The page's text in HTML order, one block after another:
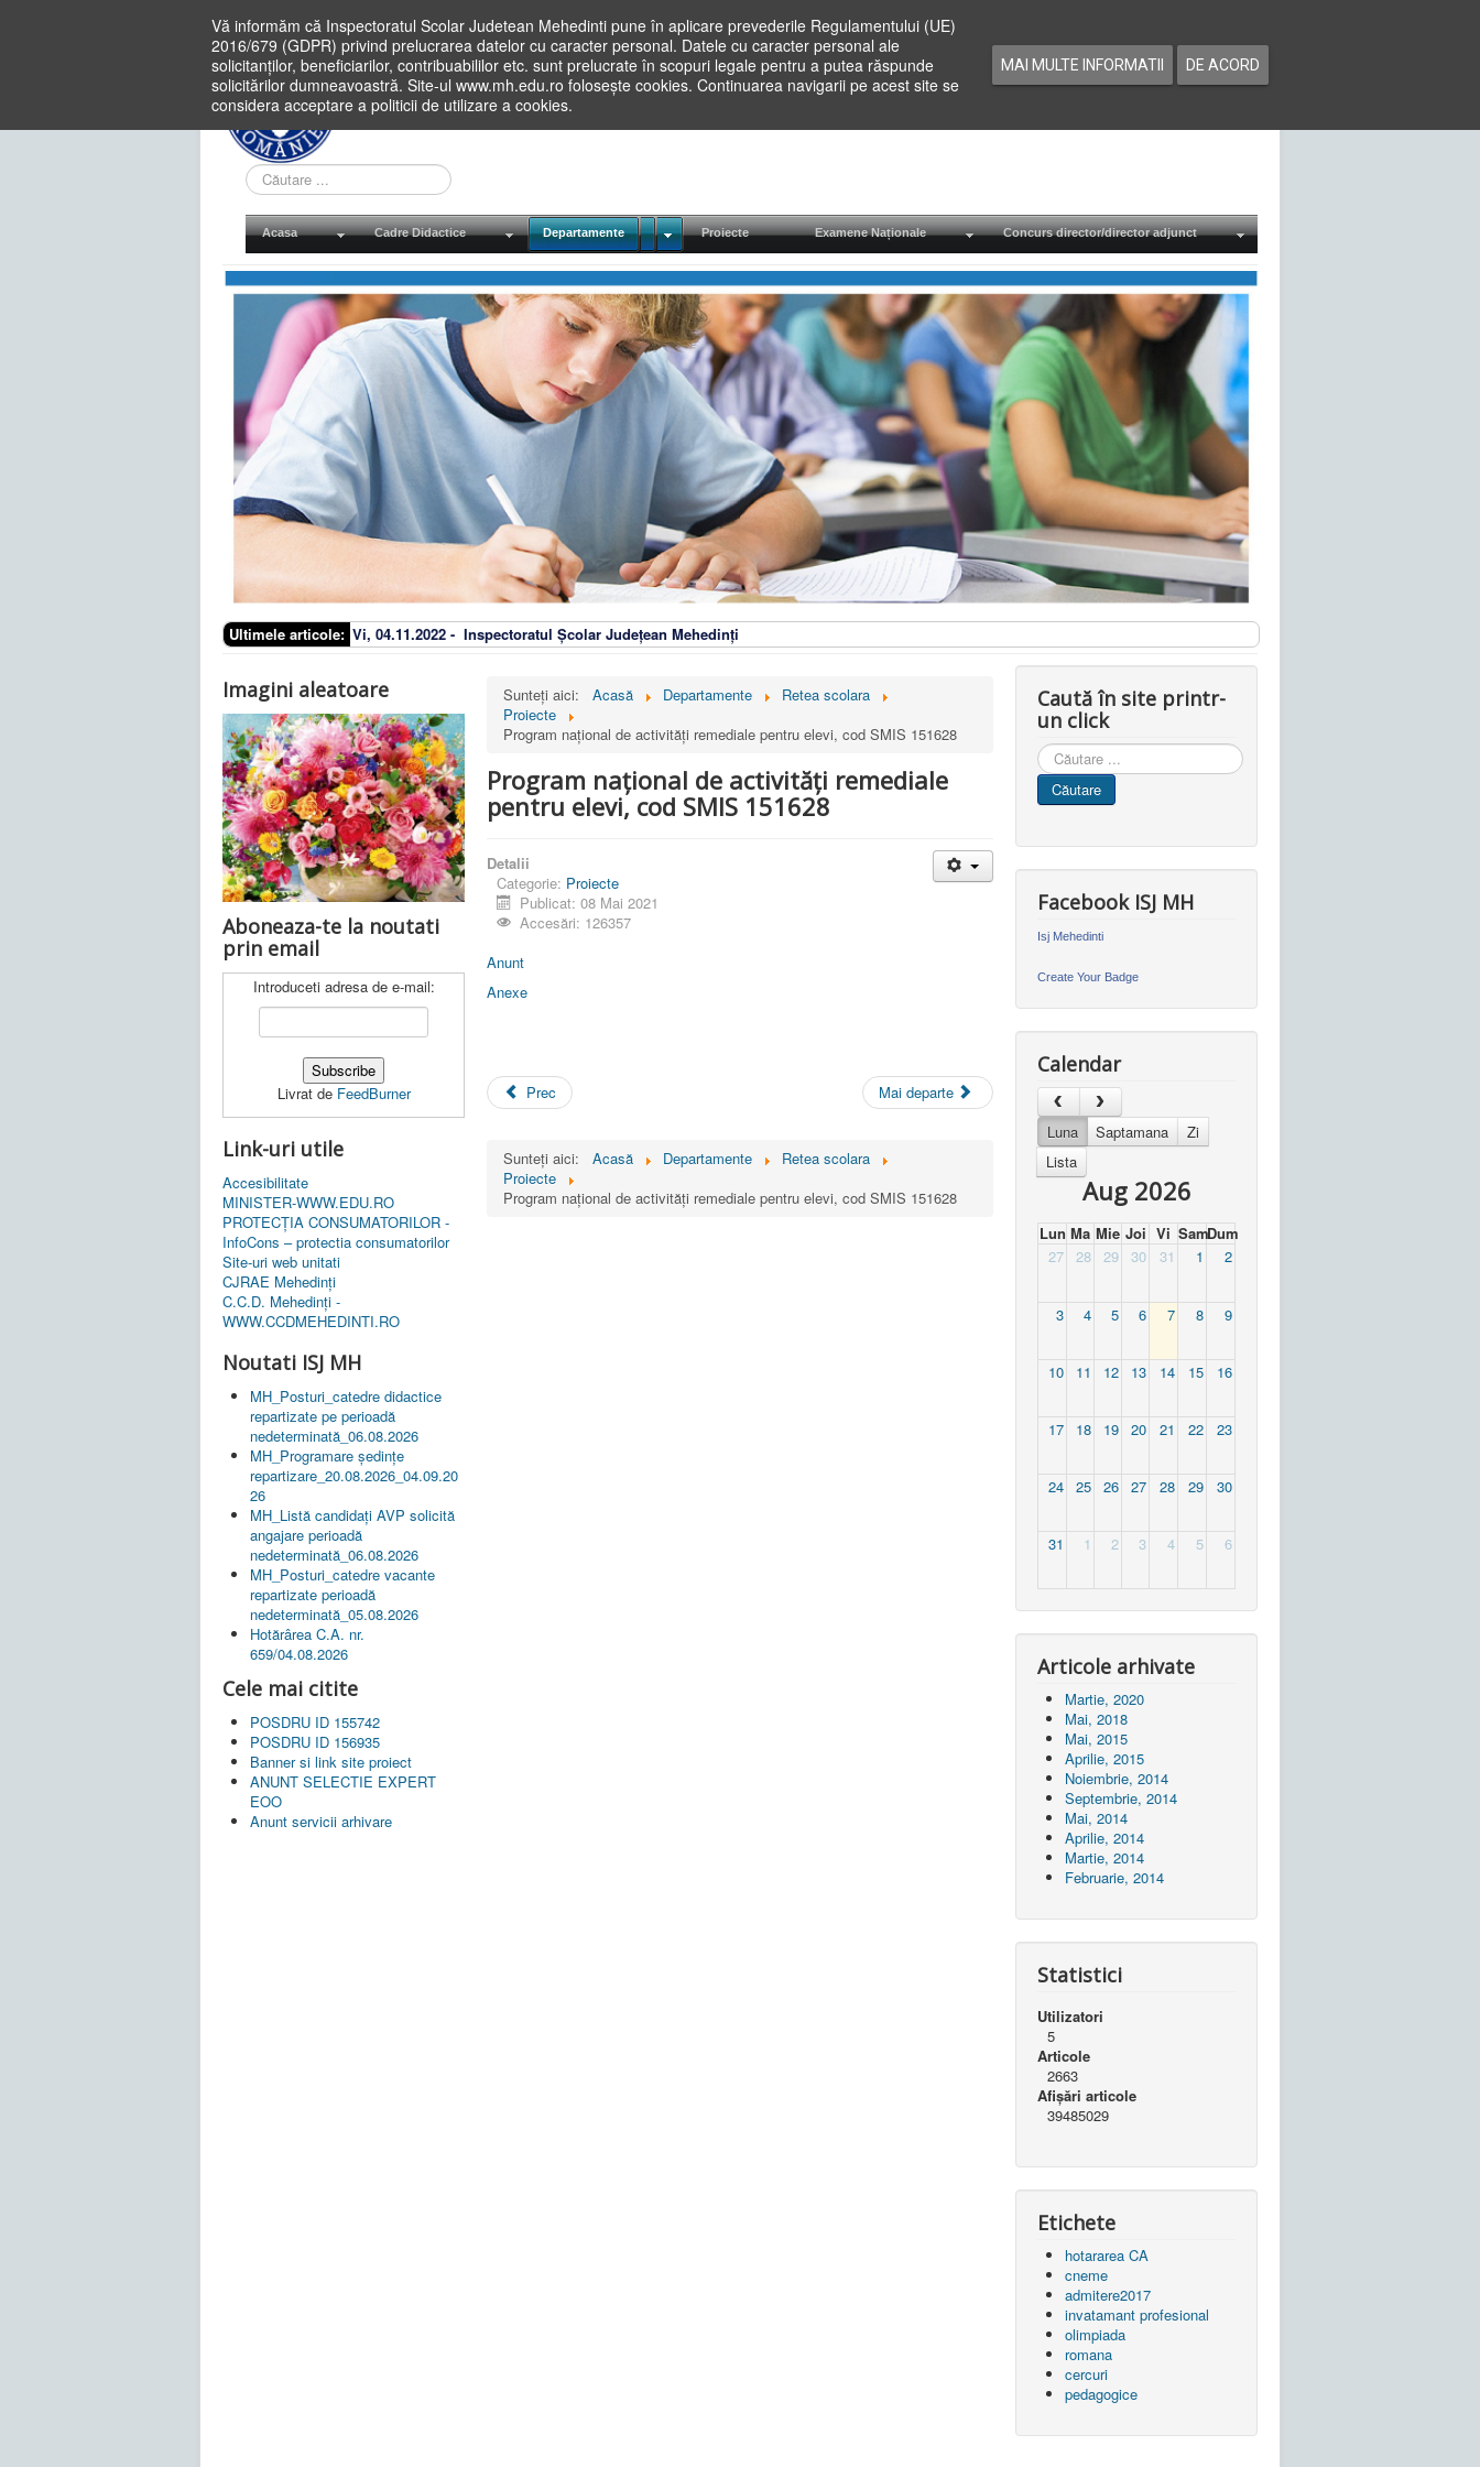
Vă informăm că Inspectoratul Scolar Judetean Mehedinti pune în aplicare prevederile Regulamentului (UE)
2016/679 (GDPR) privind prelucrarea datelor cu caracter personal. Datele cu caracter personal ale
solicitanților, beneficiarilor, contribuabililor etc. sunt prelucrate în scopuri legale pentru a putea răspunde
solicitărilor dumneavoastră. Site-ul www.mh.edu.ro folosește cookies. Continuarea navigarii pe acest site se
considera acceptare a politicii de utilizare a cookies.
MAI MULTE INFORMATII DE ACORD
Cauta
in
site
Acasa Cadre Didactice Departamente Proiecte Examene Naționale Concurs director/director adjunct
Ultimele articole: Vi, 04.11.2022 - Inspectoratul Școlar Județean Mehedinți
Imagini aleatoare
Aboneaza-te la noutati
prin email
Introduceti adresa de e-mail:
Livrat de FeedBurner
Link-uri utile
Accesibilitate
MINISTER-WWW.EDU.RO
PROTECȚIA CONSUMATORILOR -
InfoCons – protectia consumatorilor
Site-uri web unitati
CJRAE Mehedinți
C.C.D. Mehedinţi -
WWW.CCDMEHEDINTI.RO
Noutati ISJ MH
MH_Posturi_catedre didactice
repartizate pe perioadă
nedeterminată_06.08.2026
MH_Programare ședințe
repartizare_20.08.2026_04.09.20
26
MH_Listă candidați AVP solicită
angajare perioadă
nedeterminată_06.08.2026
MH_Posturi_catedre vacante
repartizate perioadă
nedeterminată_05.08.2026
Hotărârea C.A. nr.
659/04.08.2026
Cele mai citite
POSDRU ID 155742
POSDRU ID 156935
Banner si link site proiect
ANUNT SELECTIE EXPERT
EOO
Anunt servicii arhivare
Sunteți aici: Acasă Departamente
Retea scolara
Proiecte
Program național de activități remediale pentru elevi, cod SMIS 151628
Program național de activități remediale
pentru elevi, cod SMIS 151628
Detalii
Categorie: Proiecte
Publicat: 08 Mai 2021
Accesări: 126357
Anunt
Anexe
Prec Mai departe
Sunteți aici: Acasă Departamente
Retea scolara
Proiecte
Program național de activități remediale pentru elevi, cod SMIS 151628
Caută în site printr-
un click
Cauta
in
site
Căutare
Facebook ISJ MH
Isj Mehedinti
Create Your Badge
Calendar
Luna Saptamana
Zi
Lista
Aug 2026
Lun Ma Mie Joi Vi SamDum
27
28 29 30 31 1 2
3 4 5 6 7 8 9
10 11 12 13 14 15 16
17 18 19 20 21 22 23
24 25 26 27 28 29 30
31 1 2 3 4 5 6
Articole arhivate
Martie, 2020
Mai, 2018
Mai, 2015
Aprilie, 2015
Noiembrie, 2014
Septembrie, 2014
Mai, 2014
Aprilie, 2014
Martie, 2014
Februarie, 2014
Statistici
Utilizatori
5
Articole
2663
Afișări articole
39485029
Etichete
hotararea CA
cneme
admitere2017
invatamant profesional
olimpiada
romana
cercuri
pedagogice